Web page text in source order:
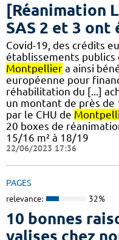
[Réanimation
SAS 2 et 3 ont
Covid-19, des crédits
établissements publics
Montpellier a ainsi
européenne pour
réhabilitation du [...]
un montant de près de
par le CHU de
20 boxes de
15/16 m² à 18/19
22/06/2023 17:36
PAGES
relevance: 32%
10 bonnes
valises chez